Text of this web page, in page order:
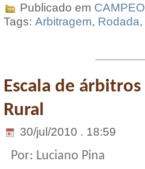
Publicado em
Tags: Arbitragem, Rodada,
Escala de
Rural
30/jul/2010 . 18:59
Por: Luciano Pina